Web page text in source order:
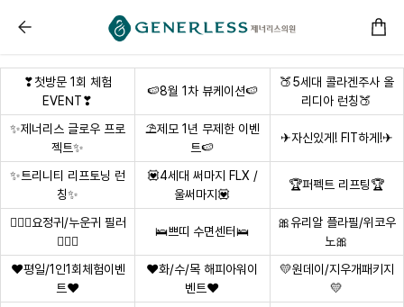
스킨부스터 :: 부천피부과
❣첫방문 1회 체험
EVENT❣
🍉8월 1차 뷰케이션🍉
🍑5세대 콜라겐주사 올
리디아 런칭🍑
✨제너리스 글로우 프로
젝트✨
⛱️제모 1년 무제한 이벤
트🍉
✈자신있게! FIT하게!✈
✨트리니티 리프토닝 런
칭✨
💟4세대 써마지 FLX /
울써마지💟
🏆퍼펙트 리프팅🏆
🧚🏻‍♀요정귀/누운귀 필러
🧚🏻‍♀
🛌쁘띠 수면센터🛌
🎀유리알 플라필/위코우
노🎀
❤평일/1인1회체험이벤
트❤
❤화/수/목 해피아워이
벤트❤
💛원데이/지우개패키지
💛